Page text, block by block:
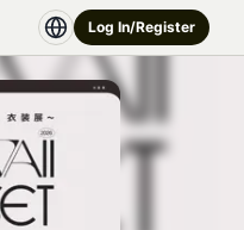
Log In/Register